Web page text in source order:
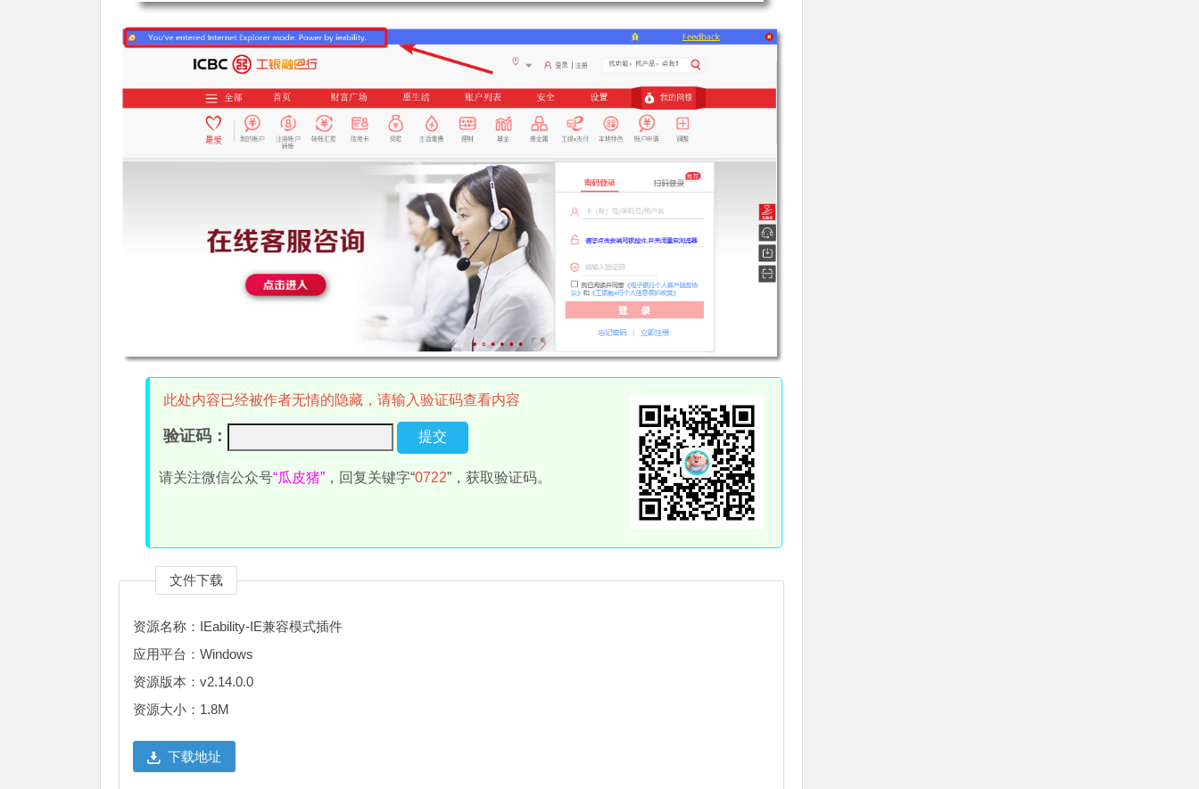
此处内容已经被作者无情的隐藏，请输入验证码查看内容
验证码：
请关注微信公众号“瓜皮猪” ，回复关键字“0722”，获取验证码。
文件下载
资源名称：IEability-IE兼容模式插件
应用平台：Windows
资源版本：v2.14.0.0
资源大小：1.8M
下载地址